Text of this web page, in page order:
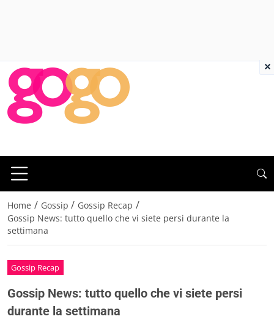
Home / Gossip / Gossip Recap /
Gossip News: tutto quello che vi siete persi durante la
settimana
Gossip Recap
Gossip News: tutto quello che vi siete persi
durante la settimana
×